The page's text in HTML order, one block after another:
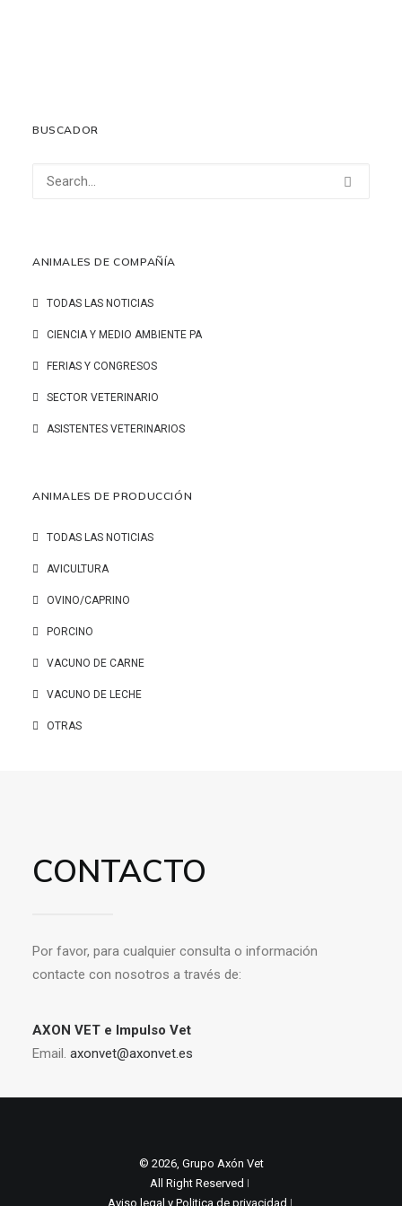
BUSCADOR
ANIMALES DE COMPAÑÍA
TODAS LAS NOTICIAS
CIENCIA Y MEDIO AMBIENTE PA
FERIAS Y CONGRESOS
SECTOR VETERINARIO
ASISTENTES VETERINARIOS
ANIMALES DE PRODUCCIÓN
TODAS LAS NOTICIAS
AVICULTURA
OVINO/CAPRINO
PORCINO
VACUNO DE CARNE
VACUNO DE LECHE
OTRAS
CONTACTO
Por favor, para cualquier consulta o información
contacte con nosotros a través de:
AXON VET e Impulso Vet
Email. axonvet@axonvet.es
© 2026, Grupo Axón Vet
All Right Reserved ǀ
Aviso legal y Politica de privacidad ǀ